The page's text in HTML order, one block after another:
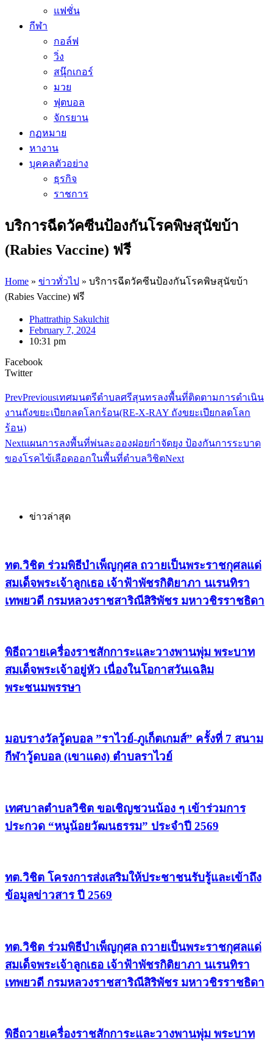
แฟชั่น
กีฬา
กอล์ฟ
วิ่ง
สนุ๊กเกอร์
มวย
ฟุตบอล
จักรยาน
กฏหมาย
หางาน
บุคคลตัวอย่าง
ธุรกิจ
ราชการ
บริการฉีดวัคซีนป้องกันโรคพิษสุนัขบ้า
(Rabies Vaccine) ฟรี
Home » ข่าวทั่วไป » บริการฉีดวัคซีนป้องกันโรคพิษสุนัขบ้า
(Rabies Vaccine) ฟรี
Phattrathip Sakulchit
February 7, 2024
10:31 pm
Facebook
Twitter
PrevPreviousเทศมนตรีตำบลศรีสุนทรลงพื้นที่ติดตามการดำเนิน
งานถังขยะเปียกลดโลกร้อน(RE-X-RAY ถังขยะเปียกลดโลก
ร้อน)
Nextแผนการลงพื้นที่พ่นละอองฝอยกำจัดยุง ป้องกันการระบาด
ของโรคไข้เลือดออกในพื้นที่ตำบลวิชิตNext
ข่าวล่าสุด
ทต.วิชิต ร่วมพิธีบำเพ็ญกุศล ถวายเป็นพระราชกุศลแด่
สมเด็จพระเจ้าลูกเธอ เจ้าฟ้าพัชรกิติยาภา นเรนทิรา
เทพยวดี กรมหลวงราชสาริณีสิริพัชร มหาวชิรราชธิดา
พิธีถวายเครื่องราชสักการะและวางพานพุ่ม พระบาท
สมเด็จพระเจ้าอยู่หัว เนื่องในโอกาสวันเฉลิม
พระชนมพรรษา
มอบรางวัลวู้ดบอล ”ราไวย์-ภูเก็ตเกมส์” ครั้งที่ 7 สนาม
กีฬาวู้ดบอล (เขาแดง) ตำบลราไวย์
เทศบาลตำบลวิชิต ขอเชิญชวนน้อง ๆ เข้าร่วมการ
ประกวด “หนูน้อยวัฒนธรรม” ประจำปี 2569
ทต.วิชิต โครงการส่งเสริมให้ประชาชนรับรู้และเข้าถึง
ข้อมูลข่าวสาร ปี 2569
ทต.วิชิต ร่วมพิธีบำเพ็ญกุศล ถวายเป็นพระราชกุศลแด่
สมเด็จพระเจ้าลูกเธอ เจ้าฟ้าพัชรกิติยาภา นเรนทิรา
เทพยวดี กรมหลวงราชสาริณีสิริพัชร มหาวชิรราชธิดา
พิธีถวายเครื่องราชสักการะและวางพานพุ่ม พระบาท